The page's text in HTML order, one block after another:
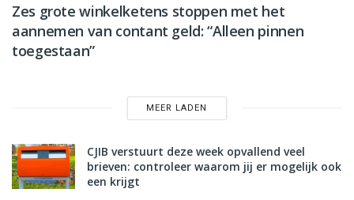
Zes grote winkelketens stoppen met het
aannemen van contant geld: “Alleen pinnen
toegestaan”
MEER LADEN
CJIB verstuurt deze week opvallend veel
brieven: controleer waarom jij er mogelijk ook
een krijgt